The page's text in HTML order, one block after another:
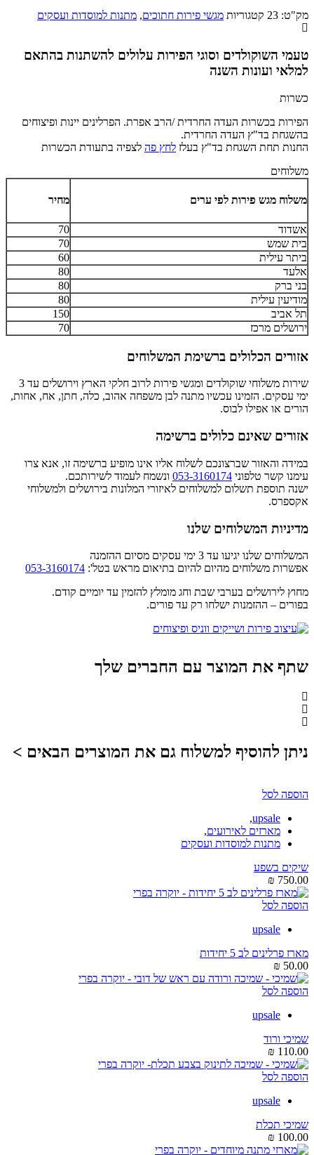
פירות
ושייקים
ופיצוחים
מק"ט: 23 קטגוריות מגשי פירות חתוכים, מתנות למוסדות ועסקים
טעמי השוקולדים וסוגי הפירות עלולים להשתנות בהתאם
למלאי ועונות השנה
כשרות
הפירות בכשרות העדה החרדית /הרב אפרת. הפרלינים יינות ופיצוחים
בהשגחת בד"ץ העדה החרדית.
החנות תחת השגחת בד"ץ בעלז לחץ פה לצפיה בתעודת הכשרות
משלוחים
משלוח מגש פירות לפי ערים מחיר
אשדוד
70
בית שמש
70
ביתר עילית
60
אלעד
80
בני ברק
80
מודיעין עילית
80
תל אביב
150
ירושלים מרכז
70
אזורים הכלולים ברשימת המשלוחים
שירות משלוחי שוקולדים ומגשי פירות לרוב חלקי הארץ וירושלים עד 3
ימי עסקים. הזמינו עכשיו מתנה לבן משפחה אהוב, כלה, חתן, אח, אחות,
הורים או אפילו לבוס.
אזורים שאינם כלולים ברשימה
במידה והאזור שברצונכם לשלוח אליו אינו מופיע ברשימה זו, אנא צרו
עימנו קשר טלפוני 053-3160174 ונשמח לעמוד לשירותכם.
ישנה תוספת תשלום למשלוחים לאיזורי המלונות בירושלים ולמשלוחי
אקספרס.
מדיניות המשלוחים שלנו
המשלוחים שלנו יגיעו עד 3 ימי עסקים מסיום ההזמנה
אפשרות משלוחים מהיום להיום בתיאום מראש בטל': 053-3160174
מחוץ לירושלים בערבי שבת וחג מומלץ להזמין עד יומיים קודם.
בפורים – ההזמנות ישלחו רק עד פורים.
שתף את המוצר עם החברים שלך
ניתן להוסיף למשלוח גם את המוצרים הבאים >
הוספה לסל
upsale
,
מארזים לאירועים,
מתנות למוסדות ועסקים
שיקים בשפע
₪ 750.00
הוספה לסל
upsale
מארז פרלינים לב 5 יחידות
₪ 50.00
הוספה לסל
upsale
שמיכי ורוד
₪ 110.00
הוספה לסל
upsale
שמיכי תכלת
₪ 100.00